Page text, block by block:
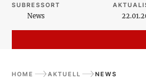
SUBRESSORT
News
HOME AKTUELL NEWS